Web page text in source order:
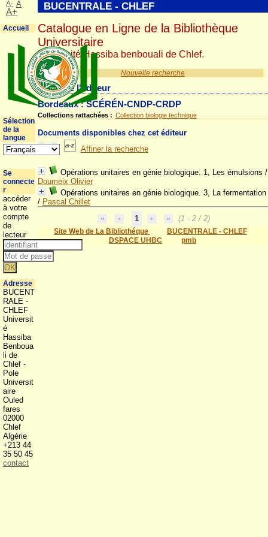
Nouvelle recherche
Détail de l'éditeur
Bordeaux : SCÉRÉN-CNDP-CRDP
Collections rattachées : Collection biologie technique
Documents disponibles chez cet éditeur
Affiner la recherche
Opérations unitaires en génie biologique. 1, Les émulsions /
Doumeix Olivier
Opérations unitaires en génie biologique. 3, La fermentation
/ Pascal Chillet
1
(1 - 2 / 2)
Site Web de La Bibliothéque
BUCENTRALE - CHLEF
DSPACE UHBC
pmb
BUCENTRALE - CHLEF
Catalogue en Ligne de la Bibliothèque
Universitaire
Université Hassiba benbouali de Chlef.
A- A
A+
Accueil
Sélection
de la
langue
Se
connecte
r
accéder
à votre
compte
de
lecteur
Adresse
BUCENT
RALE -
CHLEF
Universit
é
Hassiba
Benboua
li de
Chlef -
Pole
Universit
aire
Ouled
fares
02000
Chlef
Algérie
+213 44
35 50 45
contact